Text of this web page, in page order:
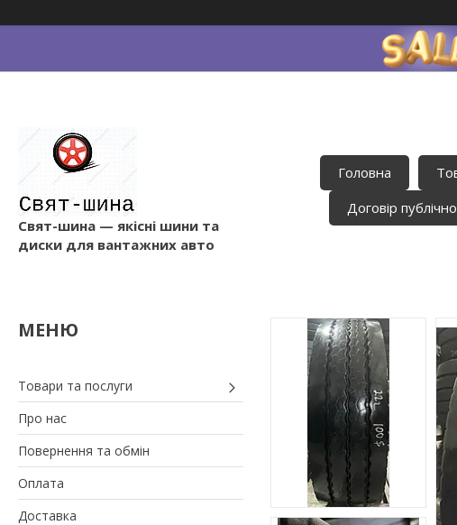
Свят-шина — якісні шини та
диски для вантажних авто
Головна
Договір
Товари та послуги
Про нас
Повернення та обмін
Оплата
Доставка